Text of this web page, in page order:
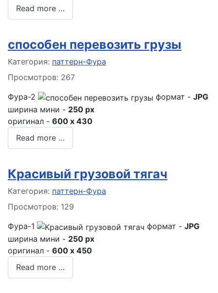
Read more …
способен перевозить грузы
Информация о материале
Категория: паттерн-Фура
Просмотров: 267
Фура-2
формат - JPG
ширина мини - 250 px
оригинал - 600 x 430
Read more …
Красивый грузовой тягач
Информация о материале
Категория: паттерн-Фура
Просмотров: 129
Фура-1
формат - JPG
ширина мини - 250 px
оригинал - 600 x 450
Read more …